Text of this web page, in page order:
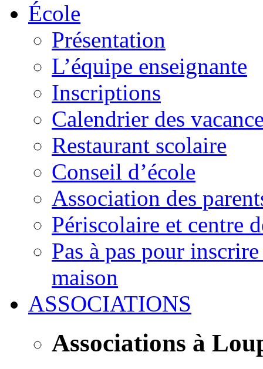
École
Présentation
L’équipe enseignante
Inscriptions
Calendrier des
Restaurant scolaire
Conseil d’école
Association des
Périscolaire et centre
Pas à pas pour
maison
ASSOCIATIONS
Associations à